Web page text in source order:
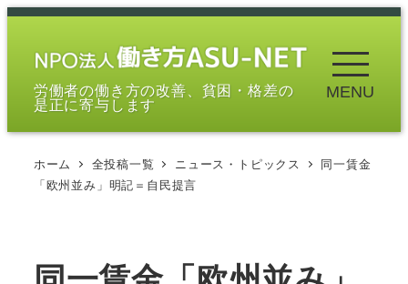
メ
労働者の働き方の改善、貧困・格差の
是正に寄与します
MENU
ホーム 全投稿一覧 ニュース・トピックス
同一賃金
「欧州並み」明記＝自民提言